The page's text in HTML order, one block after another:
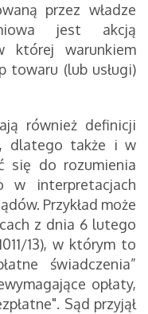
przez władze
jest akcją
której warunkiem
towaru (lub usługi)
również definicji
dlatego także i w
się do rozumienia
w interpretacjach
Przykład może
z dnia 6 lutego
13), w którym to
świadczenia”
opłaty,
Sąd przyjął